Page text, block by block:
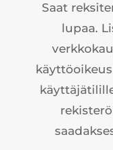
Saat
lupaa.